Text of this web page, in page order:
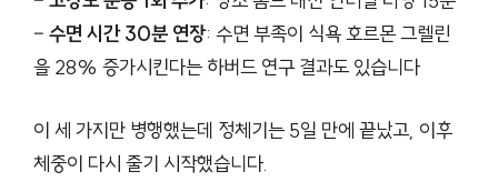
– 수면 시간 30분 연장: 수면 부족이 식욕 호르몬 그렐린
을 28% 증가시킨다는 하버드 연구 결과도 있습니다
이 세 가지만 병행했는데 정체기는 5일 만에 끝났고, 이후
체중이 다시 줄기 시작했습니다.